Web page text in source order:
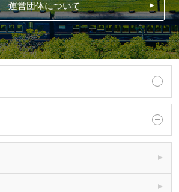
運営団体について